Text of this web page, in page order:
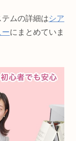
ムの詳細はシア
ーにまとめていま